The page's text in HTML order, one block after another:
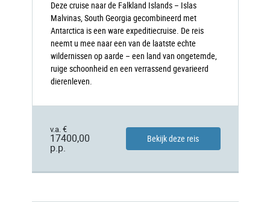
Deze cruise naar de Falkland Islands – Islas
Malvinas, South Georgia gecombineerd met
Antarctica is een ware expeditiecruise. De reis
neemt u mee naar een van de laatste echte
wildernissen op aarde – een land van ongetemde,
ruige schoonheid en een verrassend gevarieerd
dierenleven.
v.a. €
17400,00
p.p.
Bekijk deze reis